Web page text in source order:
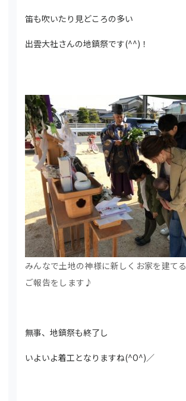
笛も吹いたり見どころの多い
出雲大社さんの地鎮祭です(^^)！
みんなで土地の神様に新しくお家を建てる
ご報告をします♪
無事、地鎮祭も終了し
いよいよ着工となりますね(^O^)／